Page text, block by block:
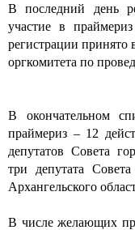
В последний день
участие в
регистрации принято
оргкомитета по
В окончательном
праймериз – 12
депутатов Совета
три депутата
Архангельского
В числе желающих